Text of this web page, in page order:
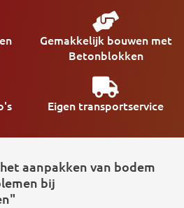
Gemakkelijk bouwen met
Betonblokken
Eigen transportservice
aanpakken van bodem
bij